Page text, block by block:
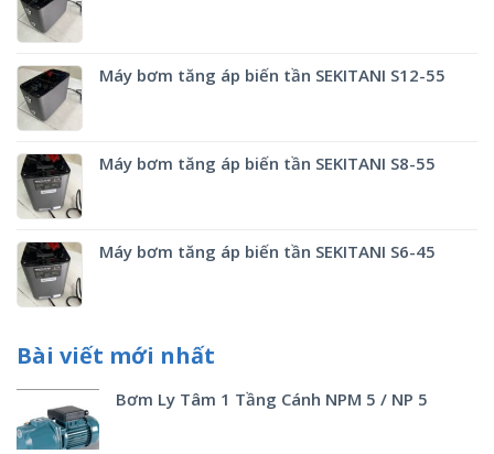
Máy bơm tăng áp biến tần SEKITANI S12-55
Máy bơm tăng áp biến tần SEKITANI S8-55
Máy bơm tăng áp biến tần SEKITANI S6-45
Bài viết mới nhất
Bơm Ly Tâm 1 Tầng Cánh NPM 5 / NP 5